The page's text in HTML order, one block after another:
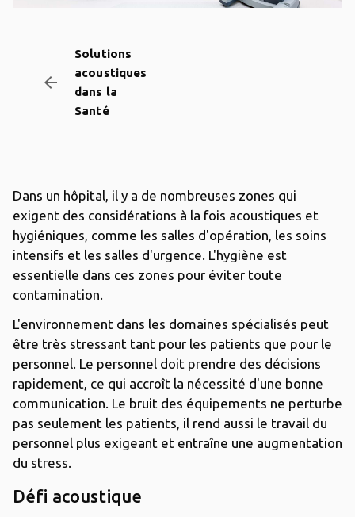
Solutions
acoustiques
dans la
Santé
arrow_backward
Dans un hôpital, il y a de nombreuses zones qui
exigent des considérations à la fois acoustiques et
hygiéniques, comme les salles d'opération, les soins
intensifs et les salles d'urgence. L'hygiène est
essentielle dans ces zones pour éviter toute
contamination.
L'environnement dans les domaines spécialisés peut
être très stressant tant pour les patients que pour le
personnel. Le personnel doit prendre des décisions
rapidement, ce qui accroît la nécessité d'une bonne
communication. Le bruit des équipements ne perturbe
pas seulement les patients, il rend aussi le travail du
personnel plus exigeant et entraîne une augmentation
du stress.
Défi acoustique